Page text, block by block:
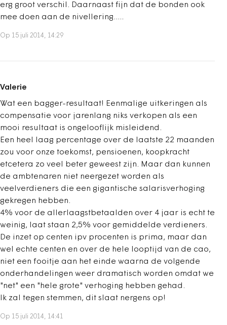
erg groot verschil. Daarnaast fijn dat de bonden ook
mee doen aan de nivellering.....
Op 15 juli 2014, 14:29
Valerie
Wat een bagger-resultaat! Eenmalige uitkeringen als
compensatie voor jarenlang niks verkopen als een
mooi resultaat is ongelooflijk misleidend.
Een heel laag percentage over de laatste 22 maanden
zou voor onze toekomst, pensioenen, koopkracht
etcetera zo veel beter geweest zijn. Maar dan kunnen
de ambtenaren niet neergezet worden als
veelverdieners die een gigantische salarisverhoging
gekregen hebben.
4% voor de allerlaagstbetaalden over 4 jaar is echt te
weinig, laat staan 2,5% voor gemiddelde verdieners.
De inzet op centen ipv procenten is prima, maar dan
wel echte centen en over de hele looptijd van de cao,
niet een fooitje aan het einde waarna de volgende
onderhandelingen weer dramatisch worden omdat we
"net" een "hele grote" verhoging hebben gehad.
Ik zal tegen stemmen, dit slaat nergens op!
Op 15 juli 2014, 14:41